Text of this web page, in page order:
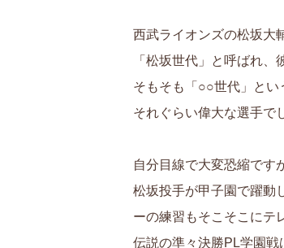
西武ライオンズの松坂大
「松坂世代」と呼ばれ
そもそも「○○世代」とい
それぐらい偉大な選手で
自分目線で大変恐縮です
松坂投手が甲子園で躍動
ーの練習もそこそこにテ
伝説の準々決勝PL学園戦